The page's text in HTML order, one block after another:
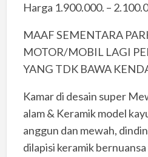
Harga 1.900.000. –
MAAF SEMENTARA
MOTOR/MOBIL LAGI
YANG TDK BAWA
Kamar di desain super
alam & Keramik model
anggun dan mewah,
dilapisi keramik